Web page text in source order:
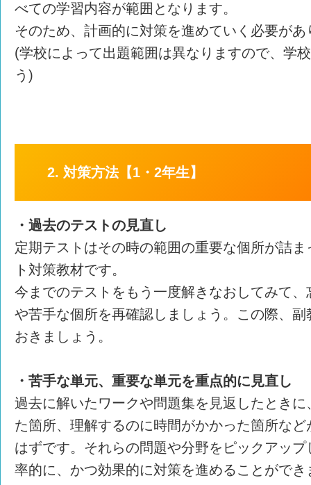
べての学習内容が範囲となります。
そのため、計画的に対策を進めていく必要があ
(学校によって出題範囲は異なりますので、学
う)
2. 対策方法【1・2年生】
・過去のテストの見直し
定期テストはその時の範囲の重要な個所が詰
ト対策教材です。
今までのテストをもう一度解きなおしてみて
や苦手な個所を再確認しましょう。この際、
おきましょう。
・苦手な単元、重要な単元を重点的に見直し
過去に解いたワークや問題集を見返したとき
た箇所、理解するのに時間がかかった箇所な
はずです。それらの問題や分野をピックアッ
率的に、かつ効果的に対策を進めることができ